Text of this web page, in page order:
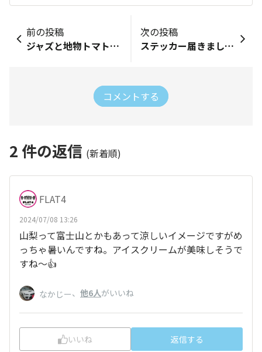
前の投稿
ジャズと地物トマトを持ち帰り、夏のドライブ
次の投稿
ステッカー届きました。
コメントする
2 件の返信 (新着順)
FLAT4
2024/07/08 13:26
山梨って富士山とかもあって涼しいイメージですがめ
っちゃ暑いんですね。アイスクリームが美味しそうで
すね～👍️
なかじー、 他6人がいいね
いいね 返信する